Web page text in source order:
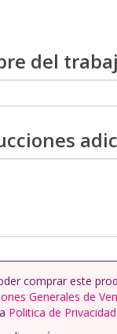
del
comprar este
Generales de
Politica de Privacidad